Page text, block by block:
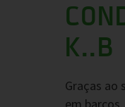
K..B
Graças ao